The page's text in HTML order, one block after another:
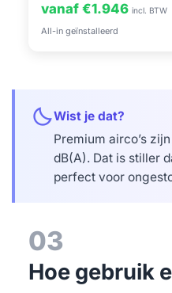
vanaf €1.946 incl. BTW
All-in geïnstalleerd
bedtimeWist je dat?
Premium airco’s
dB(A). Dat is stiller
perfect voor
03
Hoe gebruik